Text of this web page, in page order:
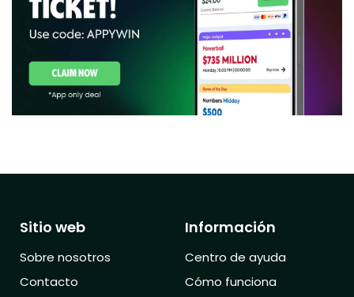
Sitio web
Sobre nosotros
Contacto
Información
Centro de ayuda
Cómo funciona